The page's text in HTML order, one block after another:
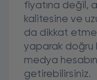
fiyatına değil,
kalitesine ve
da dikkat
yaparak doğru
medya
getirebilirsiniz.